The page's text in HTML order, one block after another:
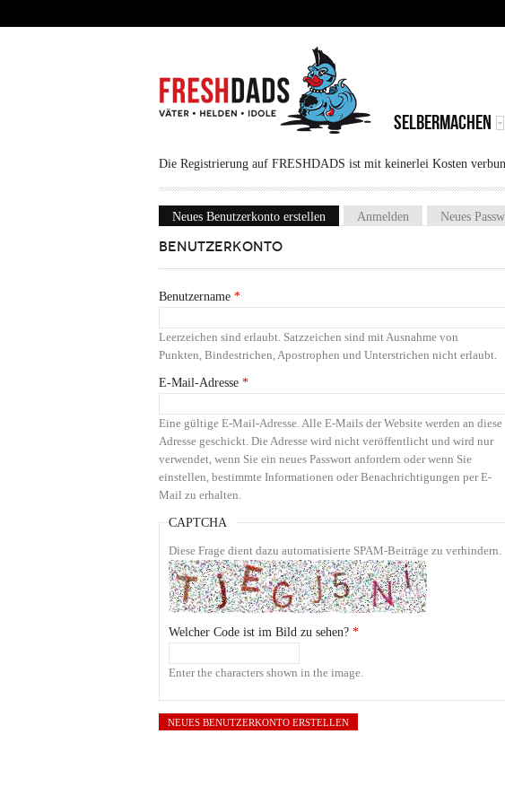
MAINMENU
SELBERMACHEN
Die Registrierung auf FRESHDADS ist mit keinerlei Kosten
Haupt-Reiter
Neues Benutzerkonto erstellen (aktiver Reiter)
Anmelden Neues
BENUTZERKONTO
Benutzername *
Leerzeichen sind erlaubt. Satzzeichen sind mit Ausnahme von
Punkten, Bindestrichen, Apostrophen und Unterstrichen nicht erlaubt.
E-Mail-Adresse *
Eine gültige E-Mail-Adresse. Alle E-Mails der Website werden an diese
Adresse geschickt. Die Adresse wird nicht veröffentlicht und wird nur
verwendet, wenn Sie ein neues Passwort anfordern oder wenn Sie
einstellen, bestimmte Informationen oder Benachrichtigungen per E-
Mail zu erhalten.
CAPTCHA
Diese Frage dient dazu automatisierte SPAM-Beiträge zu verhindern.
Welcher Code ist im Bild zu sehen? *
Enter the characters shown in the image.